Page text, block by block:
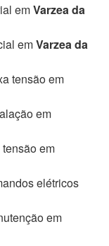
emVarzea da
emVarzea da
tensão em
em
em
elétricos
em